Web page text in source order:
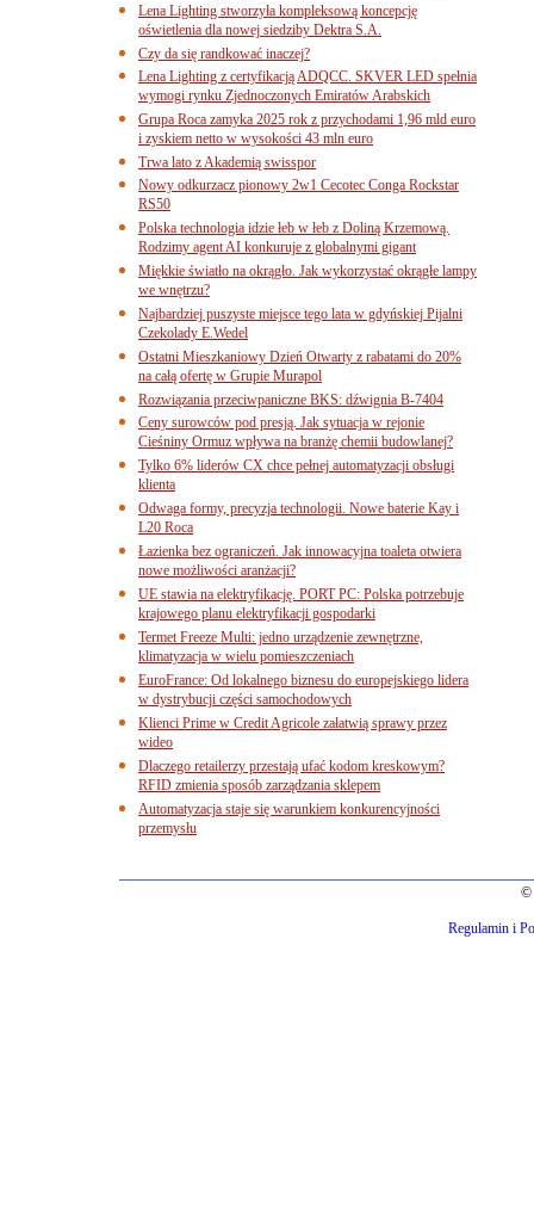
Lena Lighting stworzyła kompleksową koncepcję
oświetlenia dla nowej siedziby Dektra S.A.
Czy da się randkować inaczej?
Lena Lighting z certyfikacją ADQCC. SKVER LED spełnia
wymogi rynku Zjednoczonych Emiratów Arabskich
Grupa Roca zamyka 2025 rok z przychodami 1,96 mld euro
i zyskiem netto w wysokości 43 mln euro
Trwa lato z Akademią swisspor
Nowy odkurzacz pionowy 2w1 Cecotec Conga Rockstar
RS50
Polska technologia idzie łeb w łeb z Doliną Krzemową.
Rodzimy agent AI konkuruje z globalnymi gigant
Miękkie światło na okrągło. Jak wykorzystać okrągłe lampy
we wnętrzu?
Najbardziej puszyste miejsce tego lata w gdyńskiej Pijalni
Czekolady E.Wedel
Ostatni Mieszkaniowy Dzień Otwarty z rabatami do 20%
na całą ofertę w Grupie Murapol
Rozwiązania przeciwpaniczne BKS: dźwignia B-7404
Ceny surowców pod presją. Jak sytuacja w rejonie
Cieśniny Ormuz wpływa na branżę chemii budowlanej?
Tylko 6% liderów CX chce pełnej automatyzacji obsługi
klienta
Odwaga formy, precyzja technologii. Nowe baterie Kay i
L20 Roca
Łazienka bez ograniczeń. Jak innowacyjna toaleta otwiera
nowe możliwości aranżacji?
UE stawia na elektryfikację. PORT PC: Polska potrzebuje
krajowego planu elektryfikacji gospodarki
Termet Freeze Multi: jedno urządzenie zewnętrzne,
klimatyzacja w wielu pomieszczeniach
EuroFrance: Od lokalnego biznesu do europejskiego lidera
w dystrybucji części samochodowych
Klienci Prime w Credit Agricole załatwią sprawy przez
wideo
Dlaczego retailerzy przestają ufać kodom kreskowym?
RFID zmienia sposób zarządzania sklepem
Automatyzacja staje się warunkiem konkurencyjności
przemysłu
©
Regulamin i